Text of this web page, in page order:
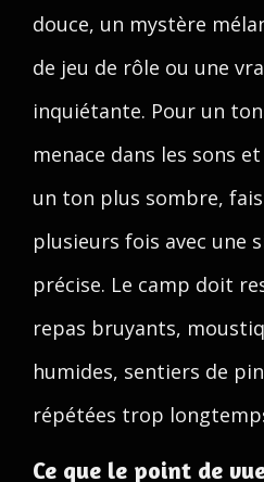
douce, un mystère
de jeu de rôle ou une
inquiétante. Pour un
menace dans les sons
un ton plus sombre,
plusieurs fois avec une
précise. Le camp doit
repas bruyants,
humides, sentiers de
répétées trop
Ce que le point de